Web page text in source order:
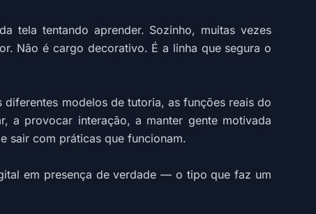
tela tentando aprender. Sozinho, muitas vezes
Não é cargo decorativo. É a linha que segura o
modelos de tutoria, as funções reais do
a provocar interação, a manter gente motivada
sair com práticas que funcionam.
em presença de verdade — o tipo que faz um